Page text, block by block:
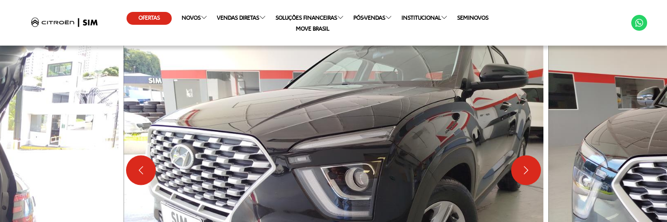
OFERTAS NOVOS VENDAS DIRETAS SOLUÇÕES FINANCEIRAS PÓS-VENDAS INSTITUCIONAL
SEMINOVOS
MOVE BRASIL